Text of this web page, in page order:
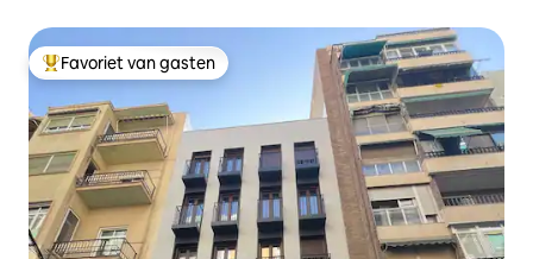
Topfavoriet van gasten
Favoriet van gasten